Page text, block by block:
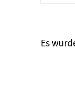
Es